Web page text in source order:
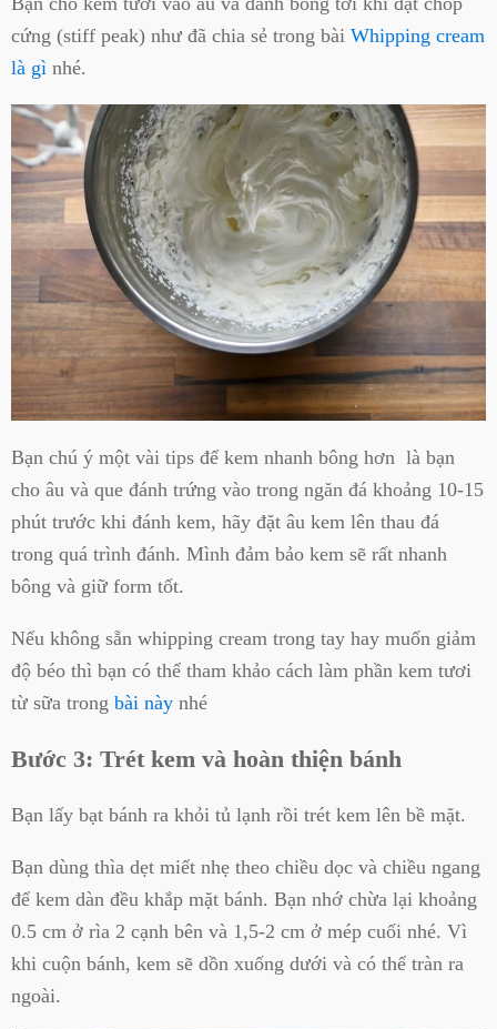
cứng (stiff peak) như đã chia sẻ trong bài Whipping cream
là gì nhé.
Bạn chú ý một vài tips để kem nhanh bông hơn là bạn
cho âu và que đánh trứng vào trong ngăn đá khoảng 10-15
phút trước khi đánh kem, hãy đặt âu kem lên thau đá
trong quá trình đánh. Mình đảm bảo kem sẽ rất nhanh
bông và giữ form tốt.
Nếu không sẵn whipping cream trong tay hay muốn giảm
độ béo thì bạn có thể tham khảo cách làm phần kem tươi
từ sữa trong bài này nhé
Bước 3: Trét kem và hoàn thiện bánh
Bạn lấy bạt bánh ra khỏi tủ lạnh rồi trét kem lên bề mặt.
Bạn dùng thìa dẹt miết nhẹ theo chiều dọc và chiều ngang
để kem dàn đều khắp mặt bánh. Bạn nhớ chừa lại khoảng
0.5 cm ở rìa 2 cạnh bên và 1,5-2 cm ở mép cuối nhé. Vì
khi cuộn bánh, kem sẽ dồn xuống dưới và có thể tràn ra
ngoài.